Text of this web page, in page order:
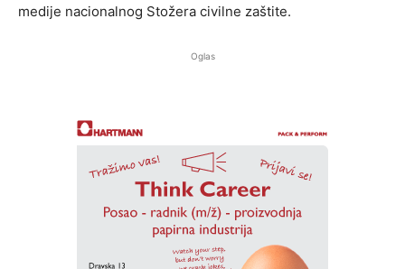
medije nacionalnog Stožera civilne zaštite.
Oglas